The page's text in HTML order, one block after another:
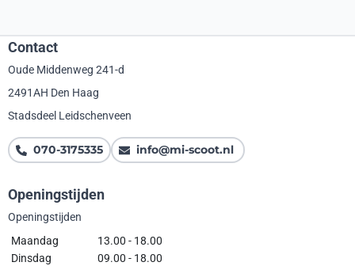
Contact
Oude Middenweg 241-d
2491AH Den Haag
Stadsdeel Leidschenveen
070-3175335 info@mi-scoot.nl
Openingstijden
Openingstijden
Maandag
13.00 - 18.00
Dinsdag
09.00 - 18.00